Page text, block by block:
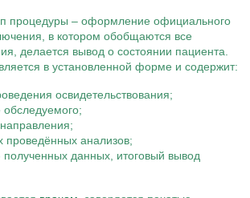
процедуры – оформление официального
в котором обобщаются все
делается вывод о состоянии пациента.
в установленной форме и содержит:
освидетельствования;
проведённых анализов;
полученных данных, итоговый вывод